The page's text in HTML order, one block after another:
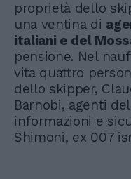
proprietà dello
una ventina di
italiani e del
pensione. Nel
vita quattro
dello skipper,
Barnobi, agenti
informazioni e
Shimoni, ex 007